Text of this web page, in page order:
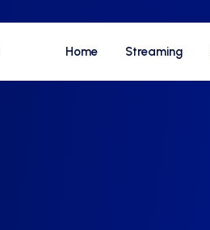
Home Streaming